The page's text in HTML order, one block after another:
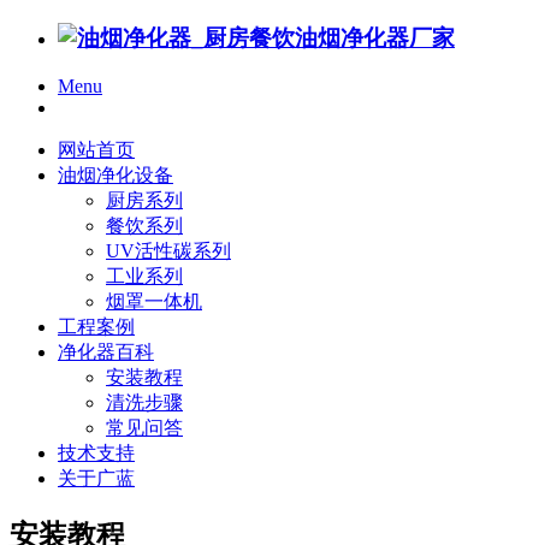
Menu
网站首页
油烟净化设备
厨房系列
餐饮系列
UV活性碳系列
工业系列
烟罩一体机
工程案例
净化器百科
安装教程
清洗步骤
常见问答
技术支持
关于广蓝
安装教程